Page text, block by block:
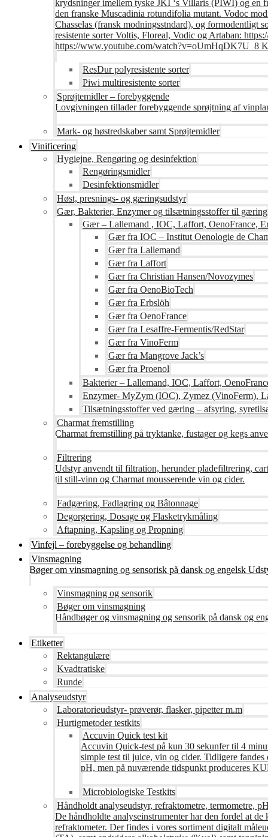
krydsninger imellem tyske JKI ‘s Villaris (PIWI) og en
den franske Muscadinia rotundifolia mutant. Vodoc
Chasselas (fransk modningsstndard), og formodentligt
resistente sorter Voltis, Floreal, Vodic og Artaban:
https://www.youtube.com/watch?v=oUmHqDK7U_8
ResDur polyresistente sorter
Piwi multiresistente sorter
Sprøjtemidler – forebyggende
Lovgivningen tillader forebyggende sprøjtning af
Mark- og høstredskaber samt Sprøjtemidler
Vinificering
Hygiejne, Rengøring og desinfektion
Rengøringsmidler
Desinfektionsmidler
Høst, presnings- og gæringsudstyr
Gær, Bakterier, Enzymer og tilsætningsstoffer til gæring
Gær – Lallemand , IOC, Laffort, OenoFrance,
Gær fra IOC – Institut Oenologie de
Gær fra Lallemand
Gær fra Laffort
Gær fra Christian Hansen/Novozymes
Gær fra OenoBioTech
Gær fra Erbslöh
Gær fra OenoFrance
Gær fra Lesaffre-Fermentis/RedStar
Gær fra VinoFerm
Gær fra Mangrove Jack’s
Gær fra Proenol
Bakterier – Lallemand, IOC, Laffort,
Enzymer- MyZym (IOC), Zymez (VinoFerm),
Tilsætningsstoffer ved gæring – afsyring,
Charmat fremstilling
Charmat fremstilling på tryktanke, fustager og kegs
Filtrering
Udstyr anvendt til filtration, herunder pladefiltrering,
til still-vinn og Charmat mousserende vin og cider.
Fadgæring, Fadlagring og Bâtonnage
Degorgering, Dosage og Flasketrykmåling
Aftapning, Kapsling og Propning
Vinfejl – forebyggelse og behandling
Vinsmagning
Bøger om vinsmagning og sensorisk på dansk og engelsk
Vinsmagning og sensorik
Bøger om vinsmagning
Håndbøger og vinsmagning og sensorik på dansk og
Etiketter
Rektangulære
Kvadtratiske
Runde
Analyseudstyr
Laboratorieudstyr- prøverør, flasker, pipetter m.m
Hurtigmetoder testkits
Accuvin Quick test kit
Accuvin Quick-test på kun 30 sekunfer til 4
simple test til juice, vin og cider. Tidligere
pH, men på nuværende tidspunkt produceres
Microbiologiske Testkits
Håndholdt analyseudstyr, refraktometre, termometre,
De håndholdte analyseinstrumenter har den fordel at
refraktometer. Der findes i vores sortiment digitalt